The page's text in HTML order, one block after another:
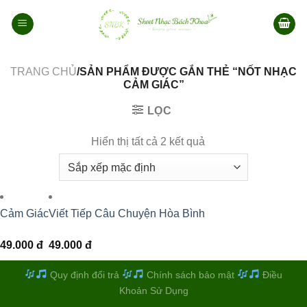
qua
TRANG CHỦ/SẢN PHẨM ĐƯỢC GẮN THẺ “NỐT NHẠC
CẢM GIÁC”
LỌC
Hiển thị tất cả 2 kết quả
Cảm Giác
49.000 đ
Viết Tiếp Câu Chuyện Hòa Bình
49.000 đ
Quy định đổi trả Chính sách bảo mật
Điều
Khoản Sử Dụng